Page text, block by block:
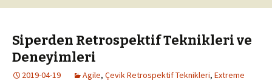
Siperden Retrospektif Teknikleri ve
Deneyimleri
2019-04-19 Agile, Çevik Retrospektif Teknikleri, Extreme